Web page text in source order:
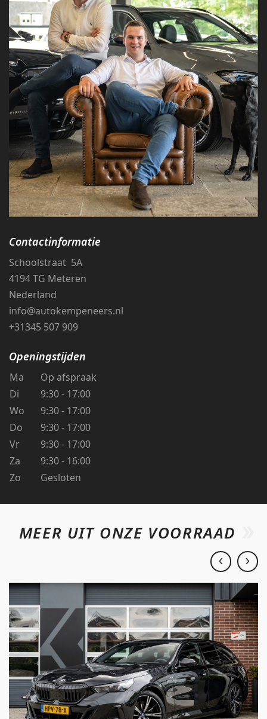
Contactinformatie
Schoolstraat 5A
4194 TG Meteren
Nederland
info@autokempeneers.nl
+31345 507 909
Openingstijden
Ma
Op afspraak
Di
9:30 - 17:00
Wo
9:30 - 17:00
Do
9:30 - 17:00
Vr
9:30 - 17:00
Za
9:30 - 16:00
Zo
Gesloten
MEER UIT ONZE VOORRAAD